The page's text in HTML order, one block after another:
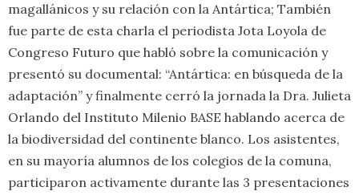
magallánicos y su relación con la Antártica; También
fue parte de esta charla el periodista Jota Loyola de
Congreso Futuro que habló sobre la comunicación y
presentó su documental: “Antártica: en búsqueda de la
adaptación” y finalmente cerró la jornada la Dra. Julieta
Orlando del Instituto Milenio BASE hablando acerca de
la biodiversidad del continente blanco. Los asistentes,
en su mayoría alumnos de los colegios de la comuna,
participaron activamente durante las 3 presentaciones